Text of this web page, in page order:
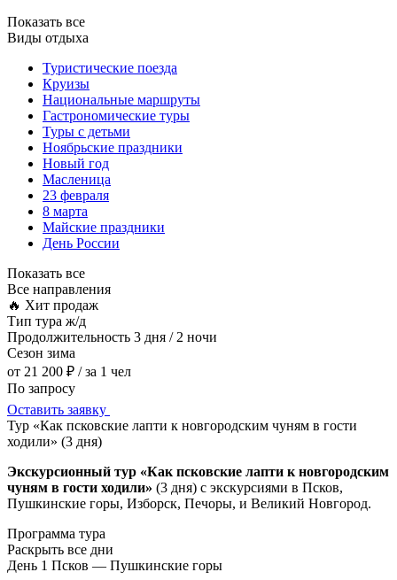
Показать все
Виды отдыха
Туристические поезда
Круизы
Национальные маршруты
Гастрономические туры
Туры с детьми
Ноябрьские праздники
Новый год
Масленица
23 февраля
8 марта
Майские праздники
День России
Показать все
Все направления
🔥 Хит продаж
Тип тура ж/д
Продолжительность 3 дня / 2 ночи
Сезон зима
от 21 200 ₽ / за 1 чел
По запросу
Оставить заявку
Тур «Как псковские лапти к новгородским чуням в гости
ходили» (3 дня)
Экскурсионный тур «Как псковские лапти к новгородским
чуням в гости ходили» (3 дня) с экскурсиями в Псков,
Пушкинские горы, Изборск, Печоры, и Великий Новгород.
Программа тура
Раскрыть все дни
День 1 Псков — Пушкинские горы